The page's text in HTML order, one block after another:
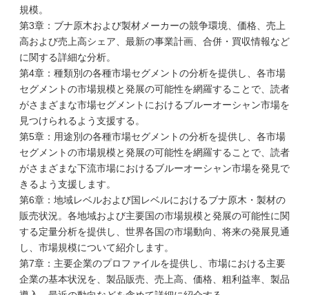
規模。
第3章：ブナ原木および製材メーカーの競争環境、価格、売上
高および売上高シェア、最新の事業計画、合併・買収情報など
に関する詳細な分析。
第4章：種類別の各種市場セグメントの分析を提供し、各市場
セグメントの市場規模と発展の可能性を網羅することで、読者
がさまざまな市場セグメントにおけるブルーオーシャン市場を
見つけられるよう支援する。
第5章：用途別の各種市場セグメントの分析を提供し、各市場
セグメントの市場規模と発展の可能性を網羅することで、読者
がさまざまな下流市場におけるブルーオーシャン市場を発見で
きるよう支援します。
第6章：地域レベルおよび国レベルにおけるブナ原木・製材の
販売状況。各地域および主要国の市場規模と発展の可能性に関
する定量分析を提供し、世界各国の市場動向、将来の発展見通
し、市場規模について紹介します。
第7章：主要企業のプロファイルを提供し、市場における主要
企業の基本状況を、製品販売、売上高、価格、粗利益率、製品